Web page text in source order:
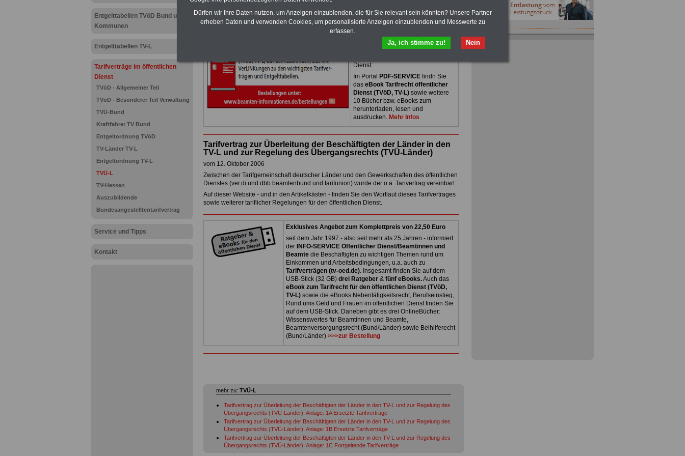
Entgelttabellen TVöD Bund und
Kommunen
Entgelttabellen TV-L
Tarifverträge im öffentlichen
Dienst
TVöD - Allgemeiner Teil
TVöD - Besonderer Teil Verwaltung
TVÜ-Bund
Kraftfahrer TV Bund
Entgeltordnung TVöD
TV-Länder TV-L
Entgeltordnung TV-L
TVÜ-L
TV-Hessen
Auszubildende
Bundesangestelltentarifvertrag
Service und Tipps
Kontakt
Zum Komplettpreis von nur 15,00
Euro (inkl. MwSt.) bei einer Laufzeit
von 12 Monaten bleiben Sie bei den
wichtigen Fragen zum Öffentlichen
Dienst auf dem Laufenden, u.a.
Dienst:
Im Portal PDF-SERVICEfindn Sie
das eBook Tarifrecht öffentlicher
Dienst (TVöD, TV-L)sowie weitere
10 Bücher bzw. eBooks zum
herunterladen, lesen und
ausdrucken. Mehr Infos
Tarifvertrag zur Überleitung der Beschäftigten der Länder in den
TV-L und zur Regelung des Übergangsrechts (TVÜ-Länder)
vom 12. Oktober 2006
Zwischen der Tarifgemeinschaft deutscher Länder und den Gewerkschaften des öffentlichen
Dienstes (ver.di und dbb beamtenbund und tarifunion) wurde der o.a. Tarivertrag vereinbart.
Auf dieser Website - und in den Artikelkästen - finden Sie den Wortlaut dieses Tarifvertrages
sowie weiterer tariflicher Regelungen für den öffentlichen Dienst.
Exklusives Angebot zum Komplettpreis von 22,50 Euro
seit dem Jahr 1997 - also seit mehr als 25 Jahren - informiert
der INFO-SERVICE Öffentlicher Dienst/Beamtinnen und
Beamtedie Beschäftigten zu wichtigen Themen rund um
Einkommen und Arbeitsbedingungen, u.a. auch zu
Tarifverträgen (tv-oed.de). Insgesamt finden Sie auf dem
USB-Stick (32 GB) drei Ratgeber& fünf eBooks.Auch das
eBook zum Tarifrecht für den öffentlichen Dienst (TVöD,
TV-L)sowie die eBooks Nebentätigkeitsrecht, Berufseinstieg,
Rund ums Geld und Frauen im öffentlichen Dienst finden Sie
auf dem USB-Stick. Daneben gibt es drei OnlineBücher:
Wissenswertes für Beamtinnen und Beamte,
Beamtenversorgungsrecht (Bund/Länder) sowie Beihilferecht
(Bund/Länder) >>>zur Bestellung
mehr zu: TVÜ-L
Tarifvertrag zur Überleitung der Beschäftigten der Länder in den TV-L und zur Regelung des
Übergangsrechts (TVÜ-Länder): Anlage: 1A Ersetzte Tarifverträge
Tarifvertrag zur Überleitung der Beschäftigten der Länder in den TV-L und zur Regelung des
Übergangsrechts (TVÜ-Länder): Anlage: 1B Ersetzte Tarifverträge
Tarifvertrag zur Überleitung der Beschäftigten der Länder in den TV-L und zur Regelung des
Übergangsrechts (TVÜ-Länder): Anlage: 1C Fortgeltende Tarifverträge
Dürfen wir Ihre Daten nutzen, um Anzeigen einzublenden, die für Sie relevant sein könnten? Unsere Partner
erheben Daten und verwenden Cookies, um personalisierte Anzeigen einzublenden und Messwerte zu
erfassen.
Nein
Ja, ich stimme zu!